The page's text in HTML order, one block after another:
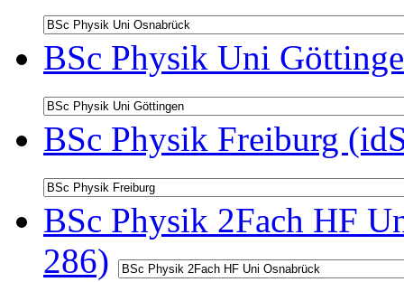
BSc Physik Uni
BSc Physik Freiburg
BSc Physik 2Fach HF
286)